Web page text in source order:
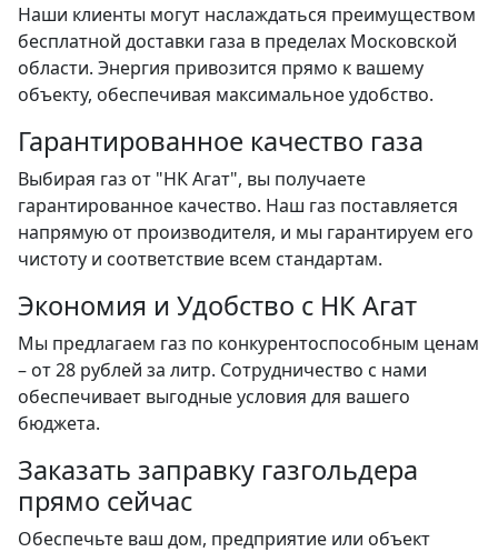
Наши клиенты могут наслаждаться преимуществом
бесплатной доставки газа в пределах Московской
области. Энергия привозится прямо к вашему
объекту, обеспечивая максимальное удобство.
Гарантированное качество газа
Выбирая газ от "НК Агат", вы получаете
гарантированное качество. Наш газ поставляется
напрямую от производителя, и мы гарантируем его
чистоту и соответствие всем стандартам.
Экономия и Удобство с НК Агат
Мы предлагаем газ по конкурентоспособным ценам
– от 28 рублей за литр. Сотрудничество с нами
обеспечивает выгодные условия для вашего
бюджета.
Заказать заправку газгольдера
прямо сейчас
Обеспечьте ваш дом, предприятие или объект